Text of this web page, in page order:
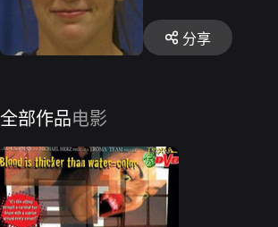
分享
全部作品电影